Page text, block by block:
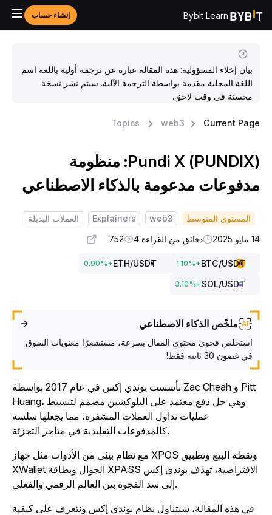
Bybit Learn إنشاء حساب
بيان إخلاء المسؤولية: هذه المقالة عبارة عن ترجمة أولية باللغة اسم
اللغة المحلية مقدمة بواسطة الترجمة الآلية. سيتم نشر نسخة
محسنة في وقت لاحق.
Topics web3 Current
Pundi X (PUNDIX): منظومة
مدعومة بالذكاء الاصطناعي
المستوى المتوسط web3
Explainers
العملات البديلة
دقائق من القراءة 4 752
BTC/USDT
+
1.10%
ETH/USDT
+
0.90%
SOL/USDT
+
3.10%
ملخّص الذكاء الاصطناعي
استخلص فحوى محتوى المقال بسرعة، مستشعرًا معنويات السوق
في غضون 30 ثانية فقط!
تأسست بوندي إكس في عام 2017 بواسطة Zac Cheah و Pitt
Huang، وهي حل دفع معتمد على البلوكشين مصمم لتبسيط
عمليات تداول العملات المشفرة، مما يجعلها سلسة
مع نظام بيئي من الأدوات مثل جهاز XPOS ونقطة البيع وتطبيق
XWallet الجوال وبطاقة XPASS الافتراضية، تهدف بوندي إكس
في هذه المقالة، سنتناول نظام بوندي إكس ونتعرف على كيفية